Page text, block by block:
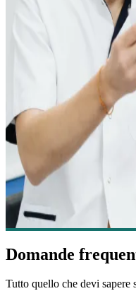
Domande
Tutto quello che devi